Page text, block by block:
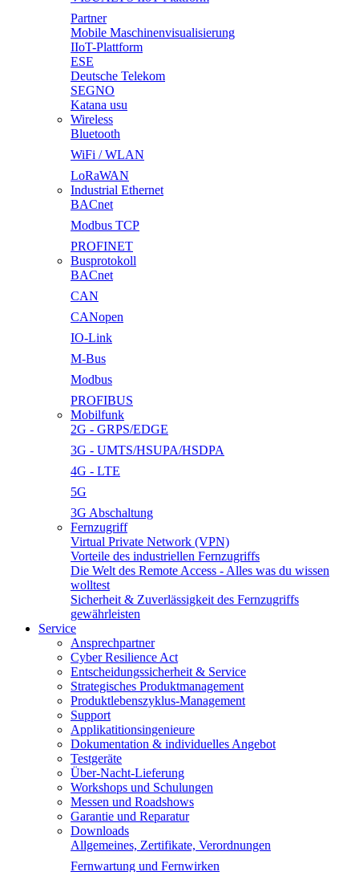
Partner
Mobile Maschinenvisualisierung
IIoT-Plattform
ESE
Deutsche Telekom
SEGNO
Katana usu
Wireless
Bluetooth
WiFi / WLAN
LoRaWAN
Industrial Ethernet
BACnet
Modbus TCP
PROFINET
Busprotokoll
BACnet
CAN
CANopen
IO-Link
M-Bus
Modbus
PROFIBUS
Mobilfunk
2G - GRPS/EDGE
3G - UMTS/HSUPA/HSDPA
4G - LTE
5G
3G Abschaltung
Fernzugriff
Virtual Private Network (VPN)
Vorteile des industriellen Fernzugriffs
Die Welt des Remote Access - Alles was du wissen
wolltest
Sicherheit & Zuverlässigkeit des Fernzugriffs
gewährleisten
Service
Ansprechpartner
Cyber Resilience Act
Entscheidungssicherheit & Service
Strategisches Produktmanagement
Produktlebenszyklus-Management
Support
Applikatitionsingenieure
Dokumentation & individuelles Angebot
Testgeräte
Über-Nacht-Lieferung
Workshops und Schulungen
Messen und Roadshows
Garantie und Reparatur
Downloads
Allgemeines, Zertifikate, Verordnungen
Fernwartung und Fernwirken